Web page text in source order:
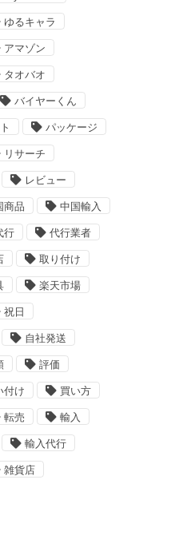
ゆるキャラ
アマゾン
タオバオ
バイヤーくん
パッケージ
リサーチ
レビュー
商品 中国輸入
行 代行業者
取り付け
楽天市場
祝日
自社発送
評価
付け 買い方
転売 輸入
輸入代行
雑貨店